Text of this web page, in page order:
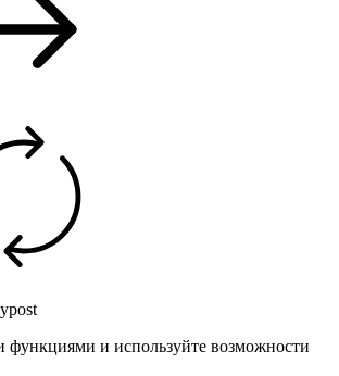
функциями и используйте возможности